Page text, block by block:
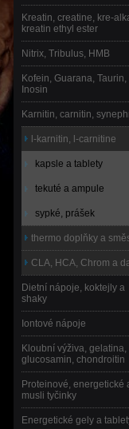
Kreatin, creatine, kre-
kreatin ethyl ester
Nitrix, Tribulus, HMB
Kofein, Guarana, Taurin,
Inosin
Karnitin, carnitin,
l-karnitin, l-carnitine
kapsle a tablety
tekuté a ampule
sypké, prášek
thermo doplňky a
CLA, HCA, Chrom a
Dietní nápoje, koktejly a
shaky
Iontové nápoje
Kloubní výživa, gelatina,
glucosamin, chondroitin
Proteinové, energetické
musli tyčinky
Energetické gely a